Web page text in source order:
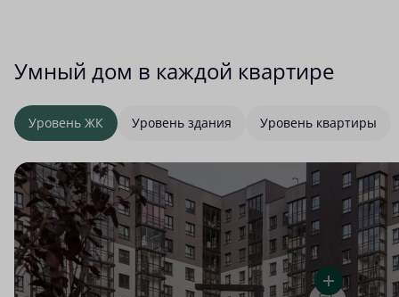
Умный дом в каждой квартире
Уровень ЖК Уровень здания Уровень квартиры